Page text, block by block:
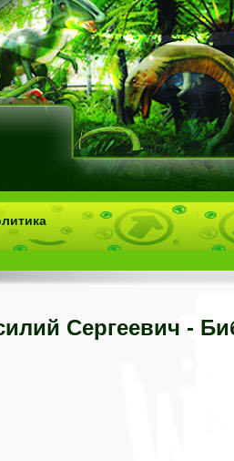
Сергеевич -